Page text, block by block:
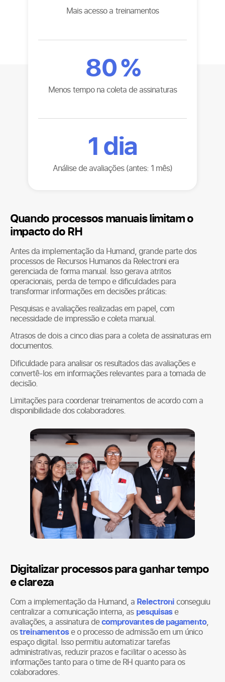
Mais acesso a treinamentos
80%
Menos tempo na coleta de assinaturas
1dia
Análise de avaliações (antes: 1 mês)
Quando processos manuais limitam o
impacto do RH
Antes da implementação da Humand, grande parte dos
processos de Recursos Humanos da Relectroni era
gerenciada de forma manual. Isso gerava atritos
operacionais, perda de tempo e dificuldades para
transformar informações em decisões práticas:
Pesquisas e avaliações realizadas em papel, com
necessidade de impressão e coleta manual.
Atrasos de dois a cinco dias para a coleta de assinaturas em
documentos.
Dificuldade para analisar os resultados das avaliações e
convertê-los em informações relevantes para a tomada de
decisão.
Limitações para coordenar treinamentos de acordo com a
disponibilidade dos colaboradores.
Digitalizar processos para ganhar tempo
e clareza
Com a implementação da Humand, a Relectroniconseguiu
centralizar a comunicação interna, as pesquisase
avaliações, a assinatura decomprovantes de pagamento,
ostreinamentose o processo de admissão em um único
espaço digital. Isso permitiu automatizar tarefas
administrativas, reduzir prazos e facilitar o acesso às
informações tanto para o time de RH quanto para os
colaboradores.